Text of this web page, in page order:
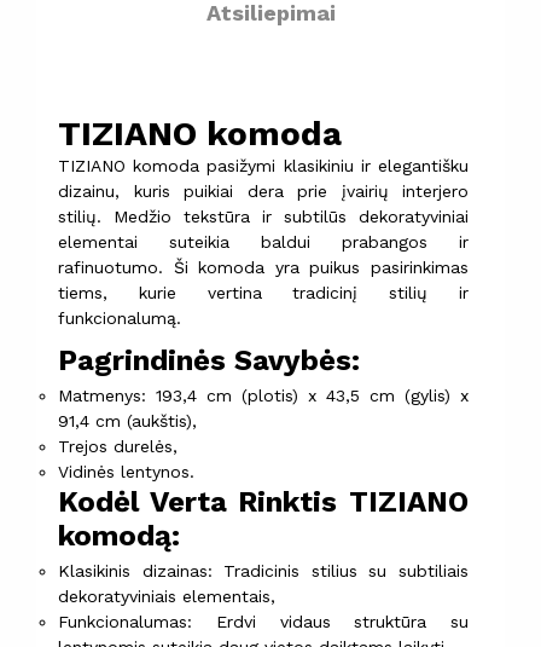
Atsiliepimai
TIZIANO komoda
TIZIANO komoda pasižymi klasikiniu ir elegantišku
dizainu, kuris puikiai dera prie įvairių interjero
stilių. Medžio tekstūra ir subtilūs dekoratyviniai
elementai suteikia baldui prabangos ir
rafinuotumo. Ši komoda yra puikus pasirinkimas
tiems, kurie vertina tradicinį stilių ir
funkcionalumą.
Pagrindinės Savybės:
Matmenys: 193,4 cm (plotis) x 43,5 cm (gylis) x
91,4 cm (aukštis),
Trejos durelės,
Vidinės lentynos.
Kodėl Verta Rinktis TIZIANO
komodą:
Klasikinis dizainas: Tradicinis stilius su subtiliais
dekoratyviniais elementais,
Funkcionalumas: Erdvi vidaus struktūra su